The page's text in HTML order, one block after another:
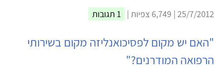
25/7/2012 | 6,749 צפיות | 1 תגובות
"האם יש מקום לפסיכואנליזה מקום בשירותי
הרפואה המודרנים?"